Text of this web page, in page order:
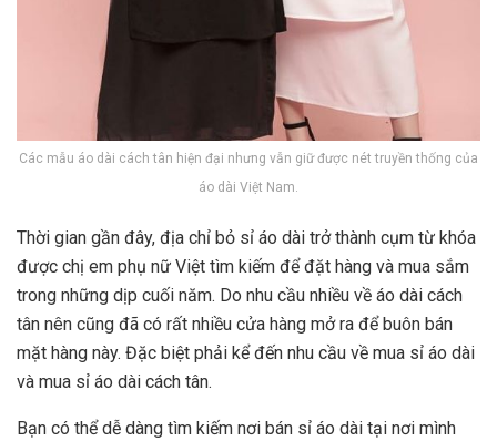
Các mẫu áo dài cách tân hiện đại nhưng vẫn giữ được nét truyền thống của
áo dài Việt Nam.
Thời gian gần đây, địa chỉ bỏ sỉ áo dài trở thành cụm từ khóa
được chị em phụ nữ Việt tìm kiếm để đặt hàng và mua sắm
trong những dịp cuối năm. Do nhu cầu nhiều về áo dài cách
tân nên cũng đã có rất nhiều cửa hàng mở ra để buôn bán
mặt hàng này. Đặc biệt phải kể đến nhu cầu về mua sỉ áo dài
và mua sỉ áo dài cách tân.
Bạn có thể dễ dàng tìm kiếm nơi bán sỉ áo dài tại nơi mình